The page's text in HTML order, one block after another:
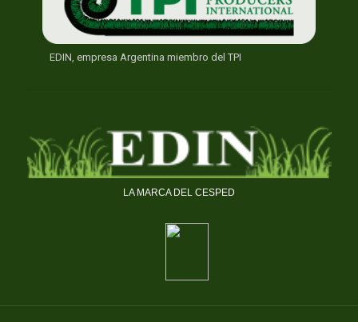
EDIN, empresa Argentina miembro del TPI
LA MARCA DEL CESPED